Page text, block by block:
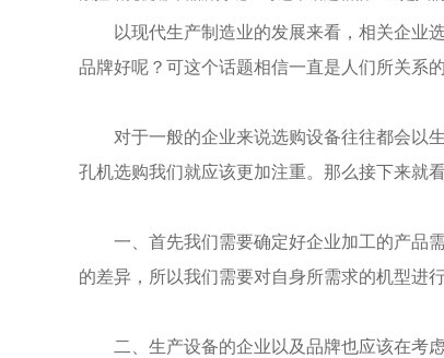
以现代生产制造业的发展来看，相关企业选
品牌好呢？可这个话题相信一直是人们所关系
对于一般的企业来说选购设备往往都会以生
孔机选购我们就应该更加注重。那么接下来就
一、首先我们需要确定好企业加工的产品需
的差异，所以我们需要对自身所需求的机型进
二、生产设备的企业以及品牌也应该在考虑